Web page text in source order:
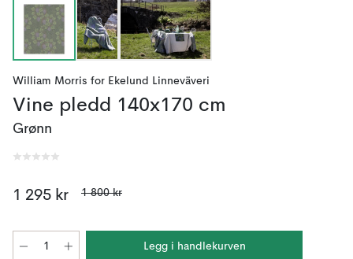
William Morris for Ekelund Linneväveri
Vine pledd 140x170 cm
Grønn
1 295 kr 1 800 kr
Legg i handlekurven